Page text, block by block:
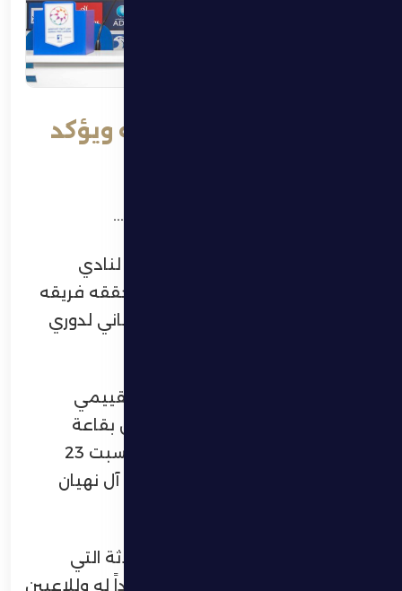
بتروفيتش يبدي سعادته ويؤكد
خلال مؤتمره الصحفي بعد المباراة…
أبدى زيليكو بتروفيتش المديرالفني لنادي
الظفرة سعادته بالفوز الكبير الذي حققه فريقه
على ضيفه الوصل ضمن الجولة الثاني لدوري
جاء ذلك خلال المؤتمر الصحفي التقييمي
للمباراة والذي عقده مدربا الفريقين بقاعة
المؤتمرات الصحفية مساء أمس السبت 23
أغسطس على استاد حمدان بن زايد آل نهيان
وأضاف مدرب الظفرة أن النقاط الثلاثة التي
كسبها الفريق اليوم تعتبر مهمه جداً له وللاعبين